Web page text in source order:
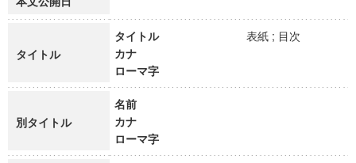
タイトル
タイトル
表紙 ; 目次
カナ
ローマ字
別タイトル
名前
カナ
ローマ字